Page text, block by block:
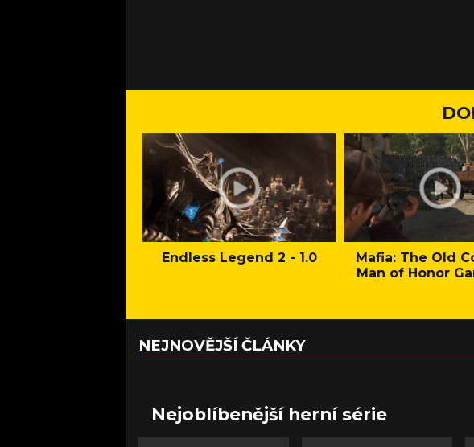
Endless Legend 2 - 1.0
Mafia: The Old
Man of Honor
NEJNOVĚJŠÍ ČLÁNKY
Nejoblíbenější herní série